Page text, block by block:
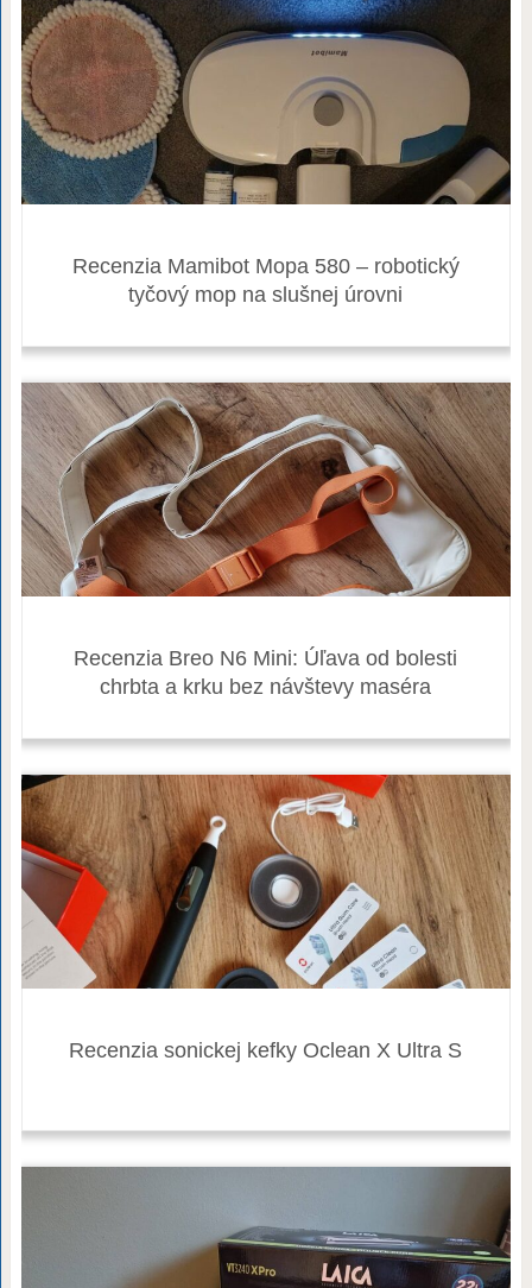
Recenzia Mamibot Mopa 580 – robotický
tyčový mop na slušnej úrovni
Recenzia Breo N6 Mini: Úľava od bolesti
chrbta a krku bez návštevy maséra
Recenzia sonickej kefky Oclean X Ultra S